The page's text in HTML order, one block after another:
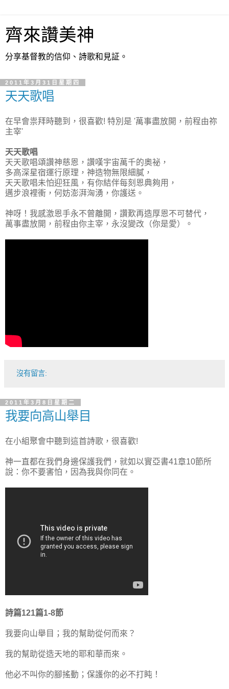
齊來讚美神
分享基督教的信仰、詩歌和見証。
2011年3月31日星期四
天天歌唱
在早會祟拜時聽到，很喜歡! 特別是 '萬事盡放開，前程由祢
主宰'
天天歌唱
天天歌唱頌讚神慈恩，讚嘆宇宙萬千的奧祕，
多高深星宿運行原理，神造物無限細膩，
天天歌唱未怕迎狂風，有你結伴每刻恩典夠用，
邁步浪裡衝，何妨澎湃洶湧，你護送。
神呀！我感激恩手永不曾離開，讚歎再造厚恩不可替代，
萬事盡放開，前程由你主宰，永沒變改（你是愛）。
沒有留言:
2011年3月8日星期二
我要向高山舉目
在小組聚會中聽到這首詩歌，很喜歡!
神一直都在我們身邊保護我們，就如以實亞書41章10節所
說：你不要害怕，因為我與你同在。
詩篇121篇1-8節
我要向山舉目；我的幫助從何而來？
我的幫助從造天地的耶和華而來。
他必不叫你的腳搖動；保護你的必不打盹！